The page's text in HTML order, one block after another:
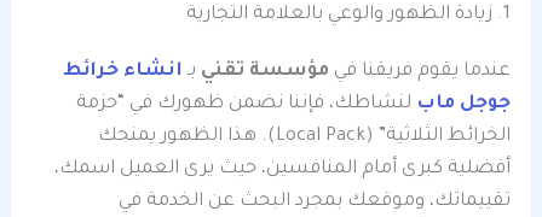
1. زيادة الظهور والوعي بالعلامة التجارية
عندما يقوم فريقنا في مؤسسة تقني بـ انشاء خرائط
جوجل ماب لنشاطك، فإننا نضمن ظهورك في “حزمة
الخرائط الثلاثية” (Local Pack). هذا الظهور يمنحك
أفضلية كبرى أمام المنافسين، حيث يرى العميل اسمك،
تقييماتك، وموقعك بمجرد البحث عن الخدمة في